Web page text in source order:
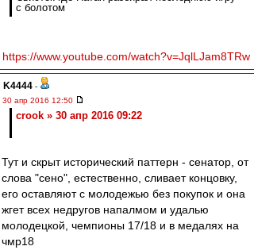
с болотом
https://www.youtube.com/watch?v=JqlLJam8TRw
K4444 -
30 апр 2016 12:50
crook » 30 апр 2016 09:22
Тут и скрыт исторический паттерн - сенатор, от
слова "сено", естественно, сливает концовку,
его оставляют с молодежью без покупок и она
жгет всех недругов напалмом и удалью
молодецкой, чемпионы 17/18 и в медалях на
чмр18